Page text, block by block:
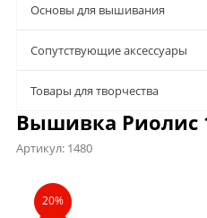
Основы для вышивания
Сопутствующие аксессуары
Товары для творчества
Вышивка Риолис
Артикул: 1480
Описание
20%